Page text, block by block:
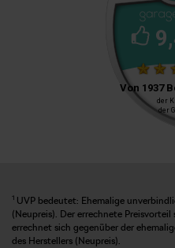
1 UVP bedeutet: Ehemalige
(Neupreis). Der errechnete
errechnet sich gegenüber der
des Herstellers (Neupreis).